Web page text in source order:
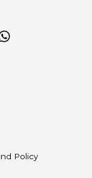
Policy